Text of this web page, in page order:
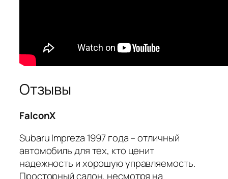
Отзывы
FalconX
Subaru Impreza 1997 года – отличный
автомобиль для тех, кто ценит
надежность и хорошую управляемость.
Просторный салон, несмотря на